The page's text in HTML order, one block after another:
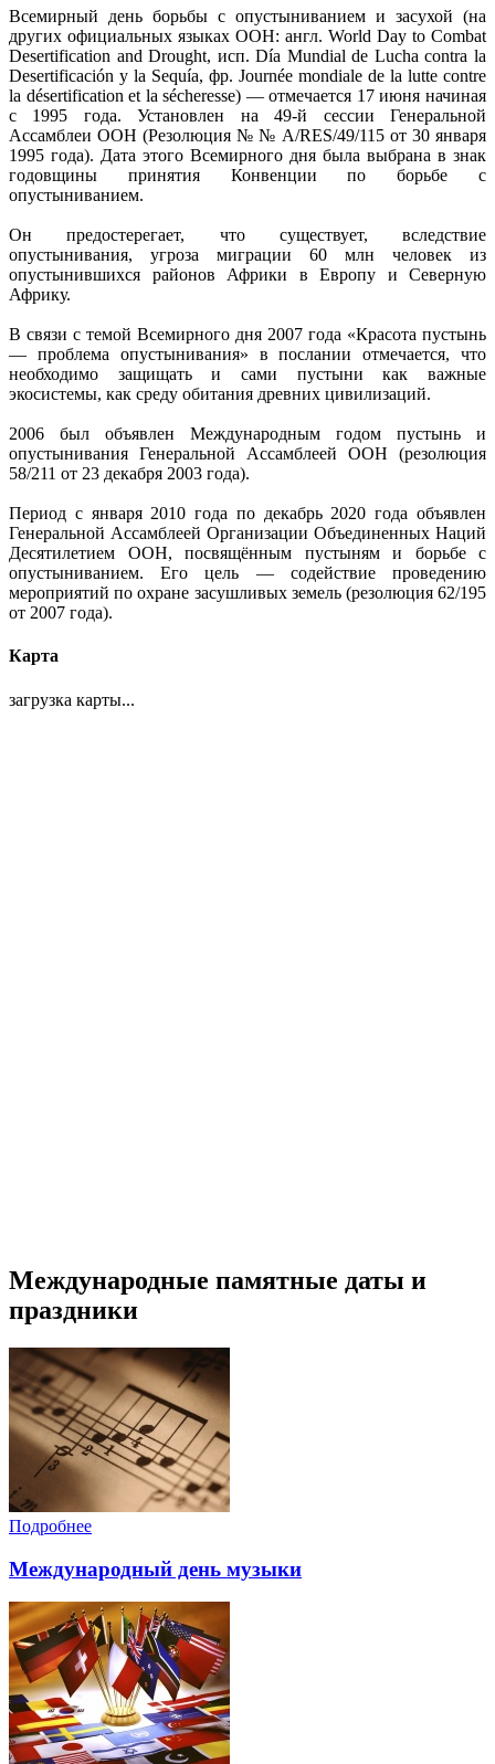
Всемирный день борьбы с опустыниванием и засухой (на
других официальных языках ООН: англ. World Day to Combat
Desertification and Drought, исп. Día Mundial de Lucha contra la
Desertificación y la Sequía, фр. Journée mondiale de la lutte contre
la désertification et la sécheresse) — отмечается 17 июня начиная
с 1995 года. Установлен на 49-й сессии Генеральной
Ассамблеи ООН (Резолюция № № A/RES/49/115 от 30 января
1995 года). Дата этого Всемирного дня была выбрана в знак
годовщины принятия Конвенции по борьбе с
опустыниванием.
Он предостерегает, что существует, вследствие
опустынивания, угроза миграции 60 млн человек из
опустынившихся районов Африки в Европу и Северную
Африку.
В связи с темой Всемирного дня 2007 года «Красота пустынь
— проблема опустынивания» в послании отмечается, что
необходимо защищать и сами пустыни как важные
экосистемы, как среду обитания древних цивилизаций.
2006 был объявлен Международным годом пустынь и
опустынивания Генеральной Ассамблеей ООН (резолюция
58/211 от 23 декабря 2003 года).
Период с января 2010 года по декабрь 2020 года объявлен
Генеральной Ассамблеей Организации Объединенных Наций
Десятилетием ООН, посвящённым пустыням и борьбе с
опустыниванием. Его цель — содействие проведению
мероприятий по охране засушливых земель (резолюция 62/195
от 2007 года).
Карта
загрузка карты...
Международные памятные даты и
праздники
Подробнее
Международный день музыки